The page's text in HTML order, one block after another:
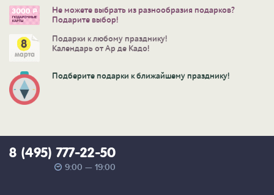
Не можете выбрать из разнообразия подарков?
Подарите выбор!
Подарки к любому празднику!
Календарь от Ар де Кадо!
Подберите подарки к ближайшему празднику!
8 (495) 777-22-50
9:00 — 19:00